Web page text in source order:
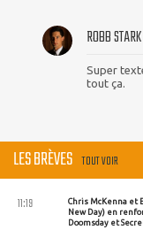
ROBB STARK
Super
tout ça.
LES BRÈVES TOUT VOIR
Chris McKenna et
New Day) en
Doomsday et
11:19